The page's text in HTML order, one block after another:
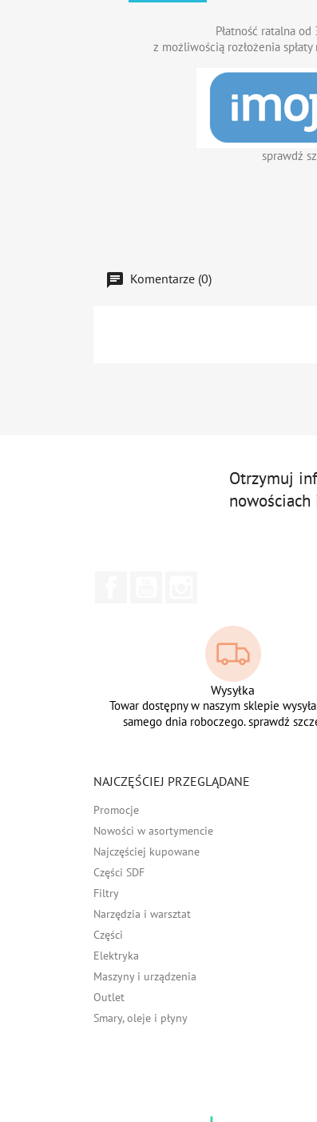
Płatność ratalna
z możliwością rozłożenia
sprawdź
Komentarze (0)
Otrzymuj
nowościach
Wysyłka
Towar dostępny w naszym sklepie
samego dnia roboczego. sprawdź
NAJCZĘŚCIEJ PRZEGLĄDANE
Promocje
Nowości w asortymencie
Najczęściej kupowane
Części SDF
Filtry
Narzędzia i warsztat
Części
Elektryka
Maszyny i urządzenia
Outlet
Smary, oleje i płyny